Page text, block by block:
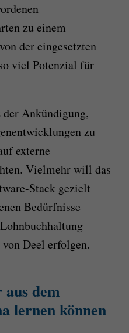
zu einem
der eingesetzten
viel Potenzial für
Ankündigung,
zu
externe
Vielmehr will das
Stack gezielt
Bedürfnisse
Deel erfolgen.
dem
lernen können